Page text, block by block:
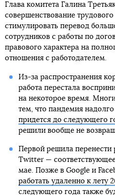
Глава комитета Галина
совершенствование
стимулировать перевод
сотрудников с работы по
правового характера на
отношения с работодателем.
Из-за распространения
работа перестала
на некоторое время.
тем, что пандемия
придется до следующего
решили вообще не
Первой решила перенести
Twitter —
мае. Позже в Google и
работать удаленно к лету
следующего года также